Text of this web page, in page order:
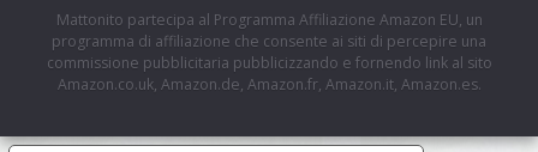
Mattonito partecipa al Programma Affiliazione Amazon EU, un
programma di affiliazione che consente ai siti di percepire una
commissione pubblicitaria pubblicizzando e fornendo link al sito
Amazon.co.uk, Amazon.de, Amazon.fr, Amazon.it, Amazon.es.